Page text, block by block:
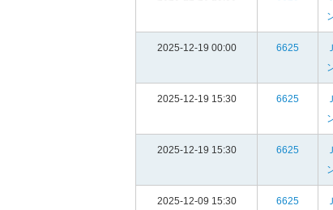
2025-12-19 00:00 6625
2025-12-19 15:30 6625
2025-12-19 15:30 6625
2025-12-09 15:30 6625